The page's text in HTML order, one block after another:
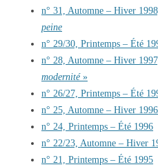
n° 31, Automne – Hiver 1998,
peine
n° 29/30, Printemps – Été
n° 28, Automne – Hiver
modernité»
n° 26/27, Printemps – Été
n° 25, Automne – Hiver 1996
n° 24, Printemps – Été 1996
n° 22/23, Automne – Hiver
n° 21, Printemps – Été 1995